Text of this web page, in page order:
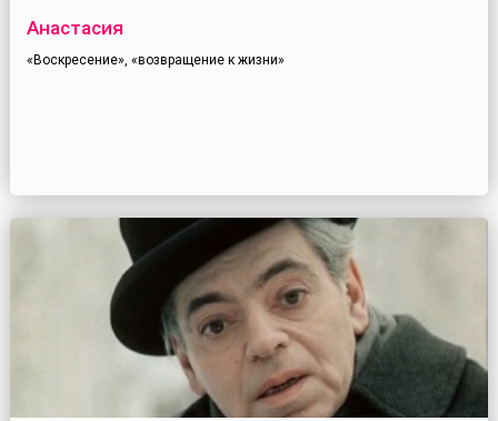
Анастасия
«Воскресение», «возвращение к жизни»